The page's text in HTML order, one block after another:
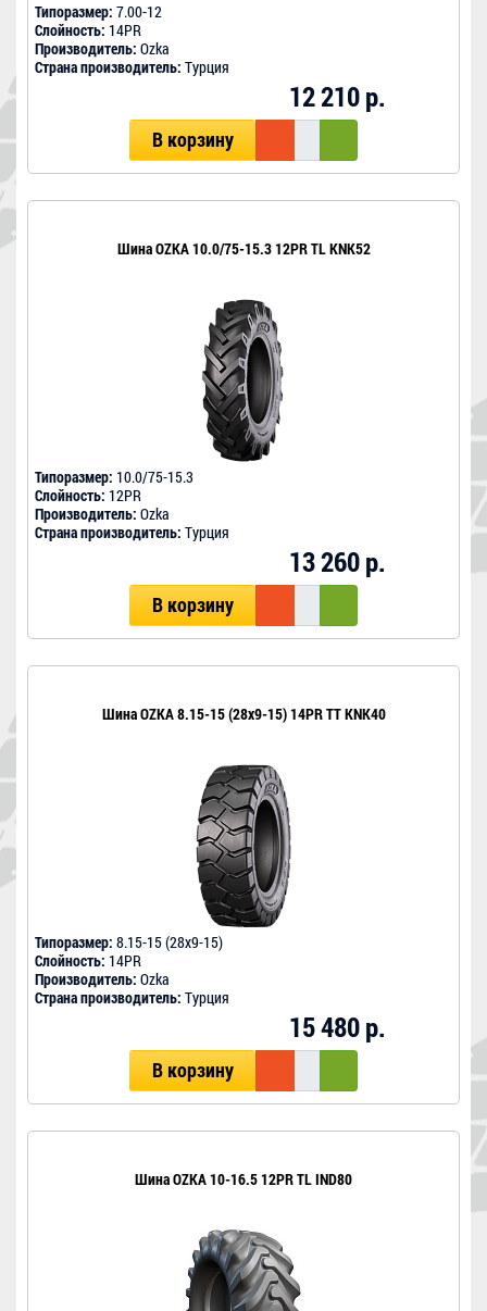
Типоразмер: 7.00-12
Слойность: 14PR
Производитель: Ozka
Страна производитель: Турция
12 210 р.
В корзину
Шина OZKA 10.0/75-15.3 12PR TL KNK52
Типоразмер: 10.0/75-15.3
Слойность: 12PR
Производитель: Ozka
Страна производитель: Турция
13 260 р.
В корзину
Шина OZKA 8.15-15 (28x9-15) 14PR TT KNK40
Типоразмер: 8.15-15 (28x9-15)
Слойность: 14PR
Производитель: Ozka
Страна производитель: Турция
15 480 р.
В корзину
Шина OZKA 10-16.5 12PR TL IND80